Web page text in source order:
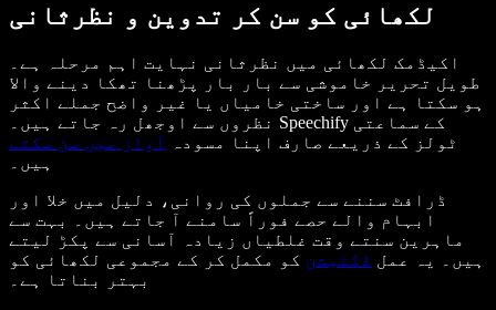
لکھائی کو سن کر تدوین و نظرثانی
اکیڈمک لکھائی میں نظرثانی نہایت اہم مرحلہ ہے۔
طویل تحریر خاموشی سے بار بار پڑھنا تھکا دینے والا
ہو سکتا ہے اور ساختی خامیاں یا غیر واضح جملے اکثر
نظروں سے اوجھل رہ جاتے ہیں۔ Speechify کے سماعتی
ٹولز کے ذریعے صارف اپنا مسودہ
آواز میں سن سکتے
ہیں۔
ڈرافٹ سننے سے جملوں کی روانی، دلیل میں خلا اور
ابہام والے حصے فوراً سامنے آ جاتے ہیں۔ بہت سے
ماہرین سنتے وقت غلطیاں زیادہ آسانی سے پکڑ لیتے
ہیں۔ یہ عمل ڈکٹیشن کو مکمل کر کے مجموعی لکھائی کو
بہتر بناتا ہے۔